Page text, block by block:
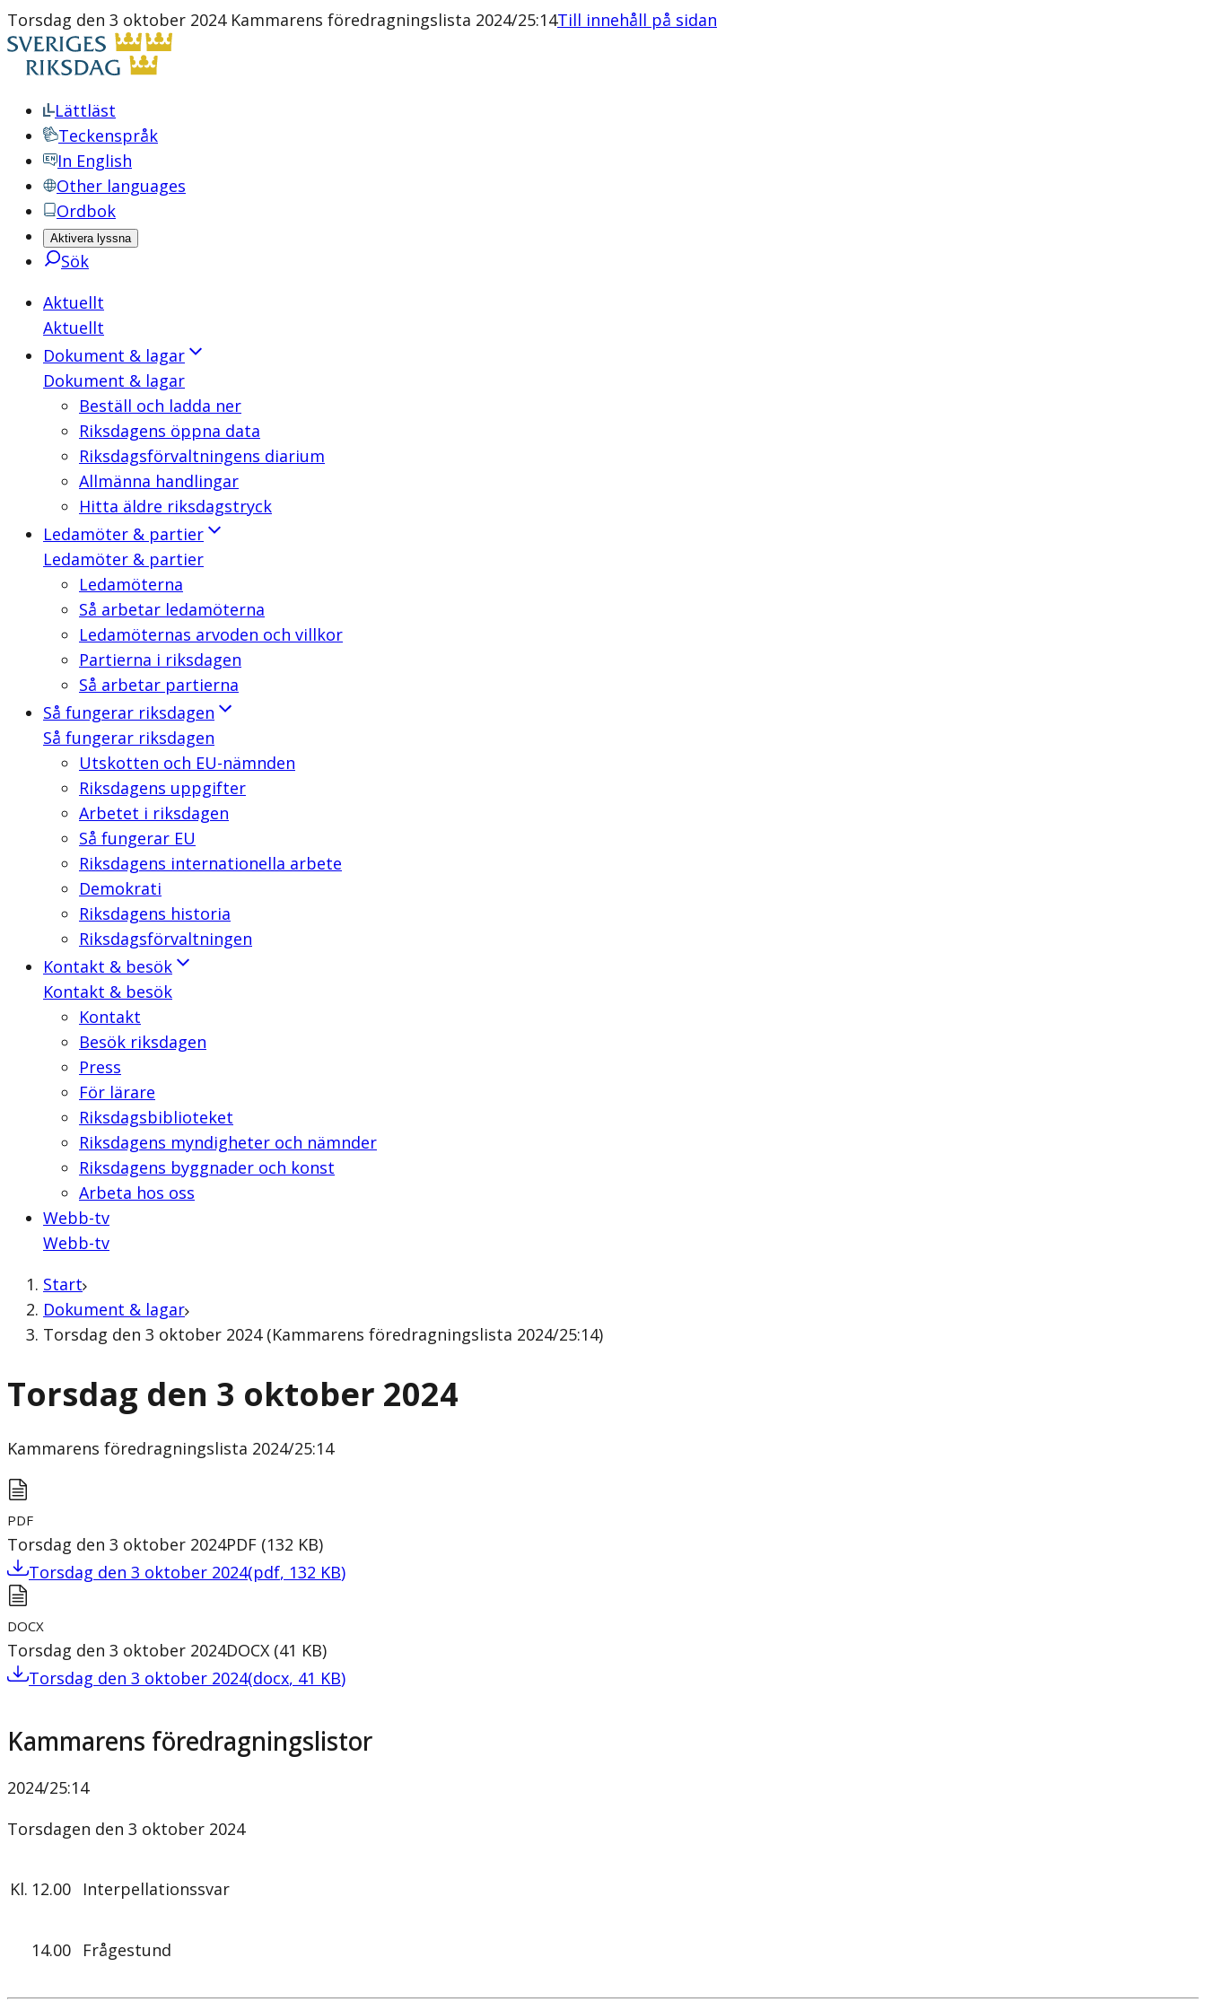
Torsdag den 3 oktober 2024 Kammarens föredragningslista 2024/25:14Till innehåll på sidan
Lättläst
Teckenspråk
In English
Other languages
Ordbok
Aktivera lyssna
Sök
Aktuellt
Aktuellt
Dokument & lagar
Dokument & lagar
Beställ och ladda ner
Riksdagens öppna data
Riksdagsförvaltningens diarium
Allmänna handlingar
Hitta äldre riksdagstryck
Ledamöter & partier
Ledamöter & partier
Ledamöterna
Så arbetar ledamöterna
Ledamöternas arvoden och villkor
Partierna i riksdagen
Så arbetar partierna
Så fungerar riksdagen
Så fungerar riksdagen
Utskotten och EU-nämnden
Riksdagens uppgifter
Arbetet i riksdagen
Så fungerar EU
Riksdagens internationella arbete
Demokrati
Riksdagens historia
Riksdagsförvaltningen
Kontakt & besök
Kontakt & besök
Kontakt
Besök riksdagen
Press
För lärare
Riksdagsbiblioteket
Riksdagens myndigheter och nämnder
Riksdagens byggnader och konst
Arbeta hos oss
Webb-tv
Webb-tv
Start
Dokument & lagar
Torsdag den 3 oktober 2024 (Kammarens föredragningslista 2024/25:14)
Torsdag den 3 oktober 2024
Kammarens föredragningslista 2024/25:14
PDF
Torsdag den 3 oktober 2024PDF (132 KB)
Torsdag den 3 oktober 2024(pdf, 132 KB)
DOCX
Torsdag den 3 oktober 2024DOCX (41 KB)
Torsdag den 3 oktober 2024(docx, 41 KB)
Kammarens föredragningslistor
2024/25:14
Torsdagen den 3 oktober 2024
Kl. 12.00 Interpellationssvar
14.00 Frågestund